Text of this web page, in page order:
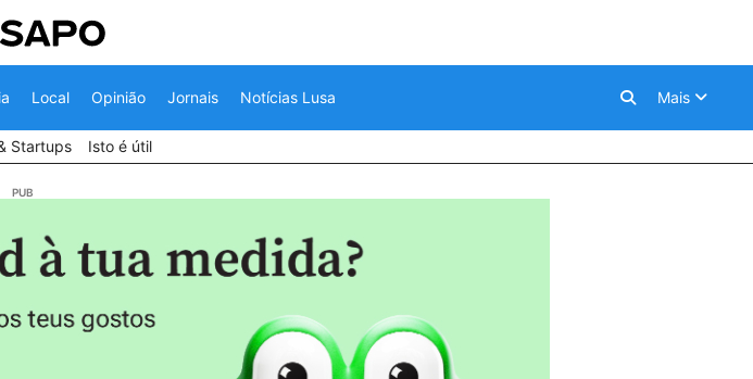
Local Opinião Jornais Notícias Lusa Mais
Startups Isto é útil